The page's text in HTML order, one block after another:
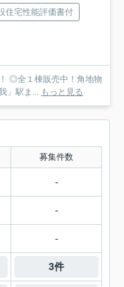
住宅性能評価書付
◎全１棟販売中！角地物
」駅ま... もっと見る
募集件数
-
-
-
3件